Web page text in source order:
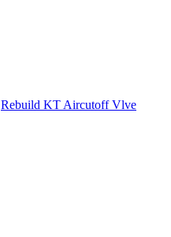
Rebuild KT Aircutoff Vlve